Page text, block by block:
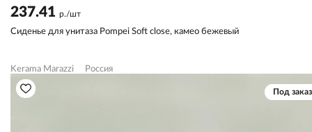
237.41 р./шт
Сиденье для унитаза Pompei Soft close, камео бежевый
Kerama Marazzi Россия
Под заказ